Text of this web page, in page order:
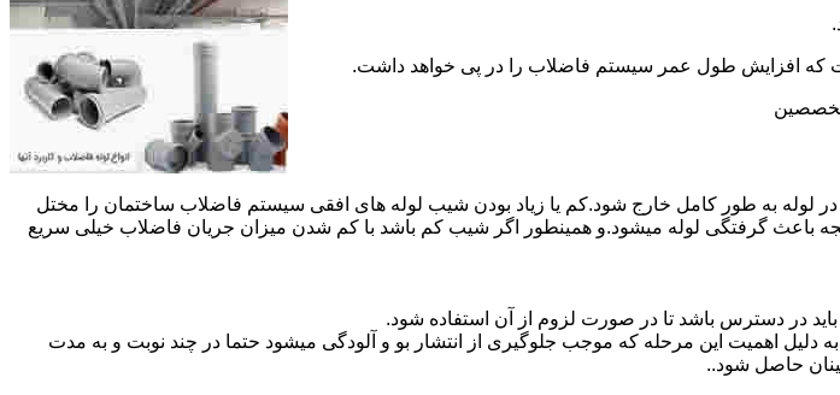
لوله به طور کامل خارج شود.کم یا زیاد بودن شیب لوله های افقی سیستم فاضلاب ساختمان را مختل
باعث گرفتگی لوله میشود.و همینطور اگر شیب کم باشد با کم شدن میزان جریان فاضلاب خیلی سریع
در دسترس باشد تا در صورت لزوم از آن استفاده شود.
دلیل اهمیت این مرحله که موجب جلوگیری از انتشار بو و آلودگی میشود حتما در چند نوبت و به مدت